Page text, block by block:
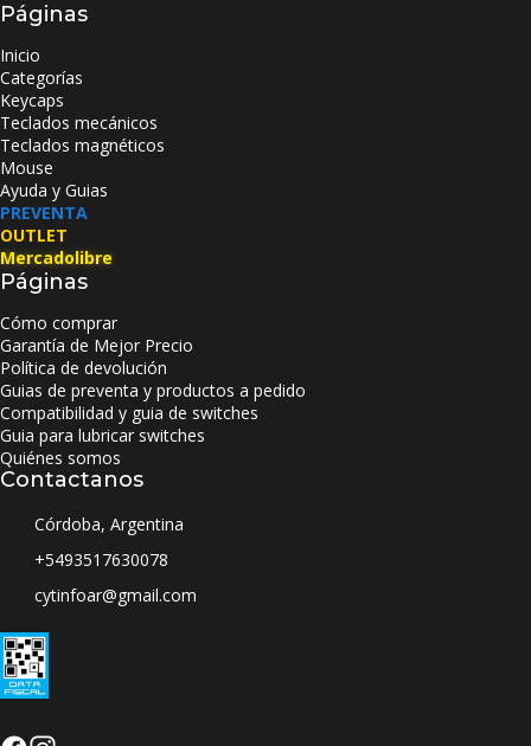
Páginas
Inicio
Categorías
Keycaps
Teclados mecánicos
Teclados magnéticos
Mouse
Ayuda y Guias
PREVENTA
OUTLET
Mercadolibre
Páginas
Cómo comprar
Garantía de Mejor Precio
Política de devolución
Guias de preventa y productos a pedido
Compatibilidad y guia de switches
Guia para lubricar switches
Quiénes somos
Contactanos
Córdoba, Argentina
+5493517630078
cytinfoar@gmail.com